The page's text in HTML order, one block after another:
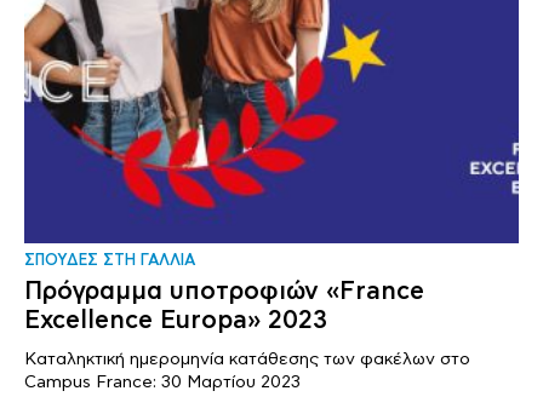
ΣΠΟΥΔΕΣ ΣΤΗ ΓΑΛΛΙΑ
Πρόγραμμα υποτροφιών «France
Excellence Europa» 2023
Καταληκτική ημερομηνία κατάθεσης των φακέλων στο
Campus France: 30 Μαρτίου 2023